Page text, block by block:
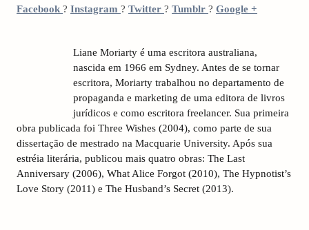
Facebook ? Instagram ? Twitter ? Tumblr ? Google +
Liane Moriarty é uma escritora australiana,
nascida em 1966 em Sydney. Antes de se tornar
escritora, Moriarty trabalhou no departamento de
propaganda e marketing de uma editora de livros
jurídicos e como escritora freelancer. Sua primeira
obra publicada foi Three Wishes (2004), como parte de sua
dissertação de mestrado na Macquarie University. Após sua
estréia literária, publicou mais quatro obras: The Last
Anniversary (2006), What Alice Forgot (2010), The Hypnotist’s
Love Story (2011) e The Husband’s Secret (2013).